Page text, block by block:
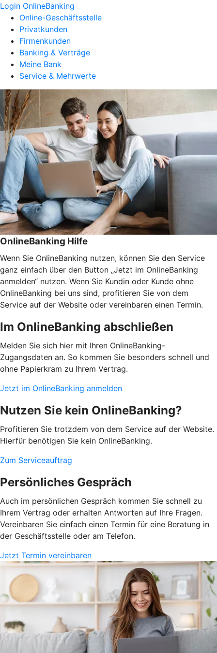
Login OnlineBanking
Online-Geschäftsstelle
Privatkunden
Firmenkunden
Banking & Verträge
Meine Bank
Service & Mehrwerte
OnlineBanking Hilfe
Wenn Sie OnlineBanking nutzen, können Sie den Service
ganz einfach über den Button „Jetzt im OnlineBanking
anmelden“ nutzen. Wenn Sie Kundin oder Kunde ohne
OnlineBanking bei uns sind, profitieren Sie von dem
Service auf der Website oder vereinbaren einen Termin.
Im OnlineBanking abschließen
Melden Sie sich hier mit Ihren OnlineBanking-
Zugangsdaten an. So kommen Sie besonders schnell und
ohne Papierkram zu Ihrem Vertrag.
Jetzt im OnlineBanking anmelden
Nutzen Sie kein OnlineBanking?
Profitieren Sie trotzdem von dem Service auf der Website.
Hierfür benötigen Sie kein OnlineBanking.
Zum Serviceauftrag
Persönliches Gespräch
Auch im persönlichen Gespräch kommen Sie schnell zu
Ihrem Vertrag oder erhalten Antworten auf Ihre Fragen.
Vereinbaren Sie einfach einen Termin für eine Beratung in
der Geschäftsstelle oder am Telefon.
Jetzt Termin vereinbaren